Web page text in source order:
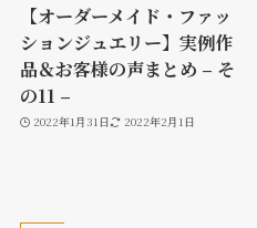
【オーダーメイド・ファッ
ションジュエリー】実例作
品＆お客様の声まとめ – そ
の11 –
2022年1月31日 2022年2月1日